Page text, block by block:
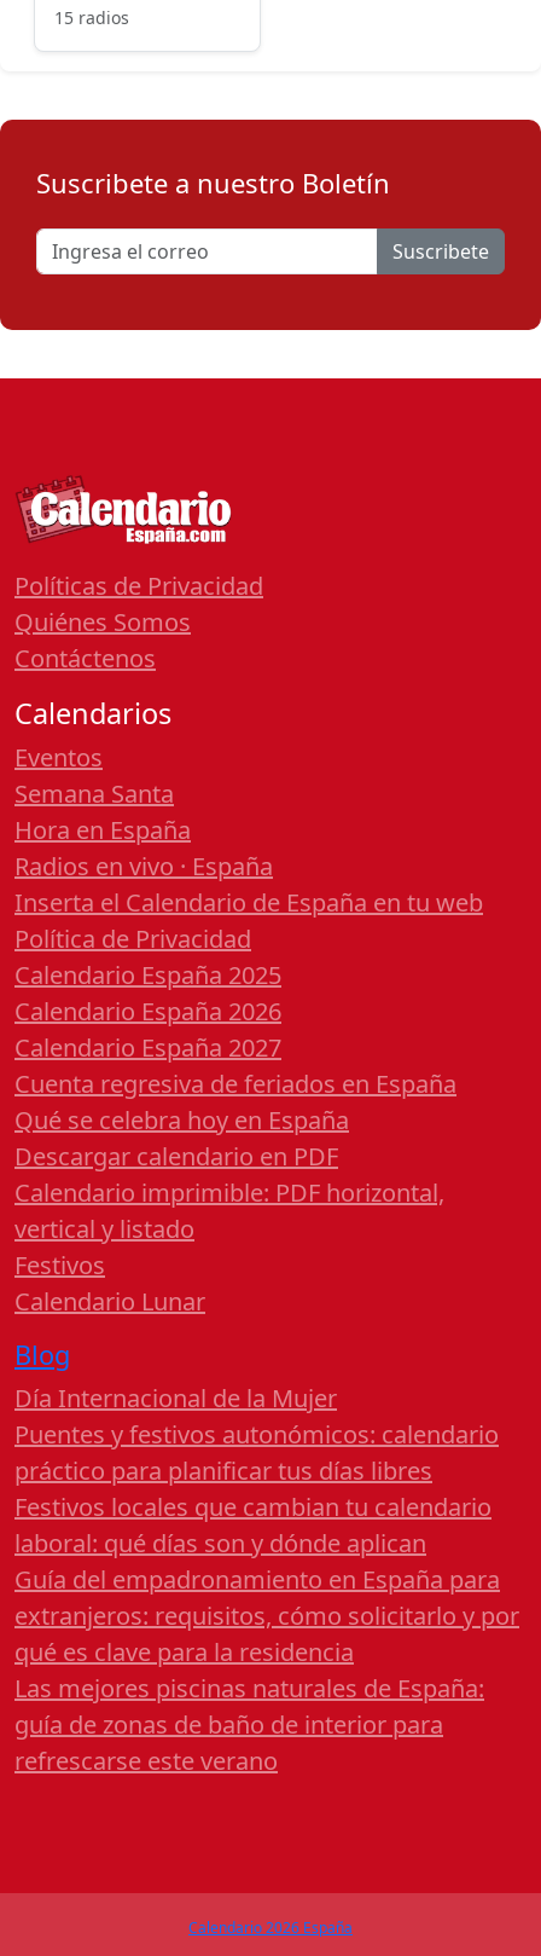
15 radios
Suscribete a nuestro Boletín
Suscribete
Políticas de Privacidad
Quiénes Somos
Contáctenos
Calendarios
Eventos
Semana Santa
Hora en España
Radios en vivo · España
Inserta el Calendario de España en tu web
Política de Privacidad
Calendario España 2025
Calendario España 2026
Calendario España 2027
Cuenta regresiva de feriados en España
Qué se celebra hoy en España
Descargar calendario en PDF
Calendario imprimible: PDF horizontal,
vertical y listado
Festivos
Calendario Lunar
Blog
Día Internacional de la Mujer
Puentes y festivos autonómicos: calendario
práctico para planificar tus días libres
Festivos locales que cambian tu calendario
laboral: qué días son y dónde aplican
Guía del empadronamiento en España para
extranjeros: requisitos, cómo solicitarlo y por
qué es clave para la residencia
Las mejores piscinas naturales de España:
guía de zonas de baño de interior para
refrescarse este verano
Calendario 2026 España